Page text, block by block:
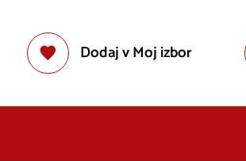
Dodaj v Moj izbor